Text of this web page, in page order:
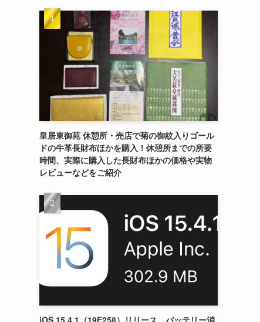
皇居東御苑 休憩所・売店で菊の御紋入りゴール
ドの牛革長財布ほかを購入！休憩所までの所要
時間、実際に購入した長財布ほかの価格や実物
レビューなどをご紹介
iOS 15.4.1（19E258）リリース。バッテリー消